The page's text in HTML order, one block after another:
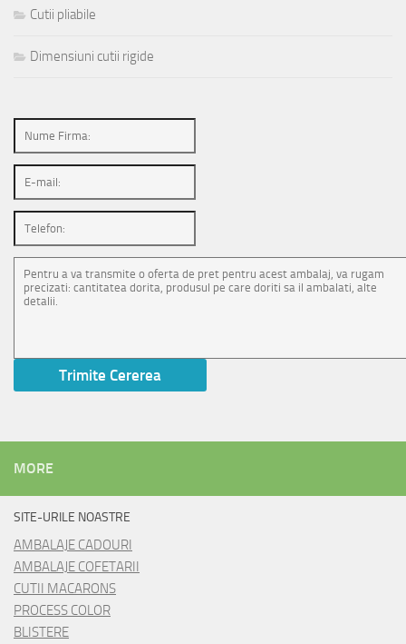
Cutii pliabile
Dimensiuni cutii rigide
MORE
SITE-URILE NOASTRE
AMBALAJE CADOURI
AMBALAJE COFETARII
CUTII MACARONS
PROCESS COLOR
BLISTERE